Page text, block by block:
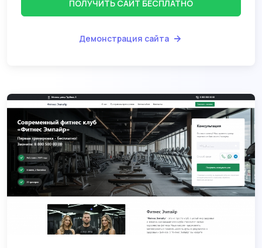
ПОЛУЧИТЬ САЙТ БЕСПЛАТНО
Демонстрация сайта